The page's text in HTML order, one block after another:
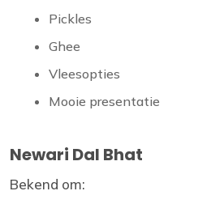
Pickles
Ghee
Vleesopties
Mooie presentatie
Newari Dal Bhat
Bekend om: